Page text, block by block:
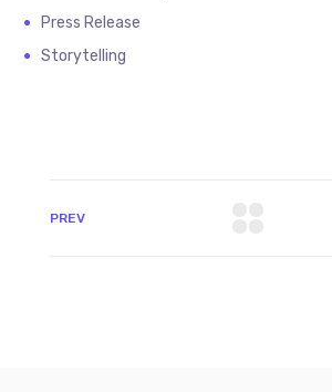
Press Release
Storytelling
PREV